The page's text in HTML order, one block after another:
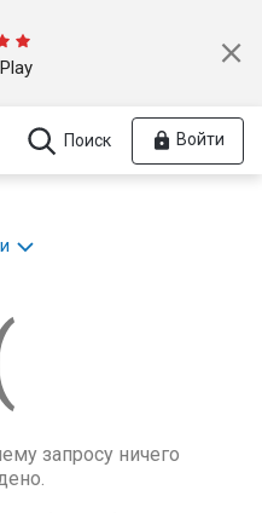
Поиск Войти
запросу ничего